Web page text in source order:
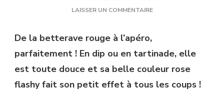
LAISSER UN COMMENTAIRESUR
UN
De la betterave rouge à l’apéro,
parfaitement ! En dip ou en tartinade, elle
est toute douce et sa belle couleur rose
flashy fait son petit effet à tous les coups !